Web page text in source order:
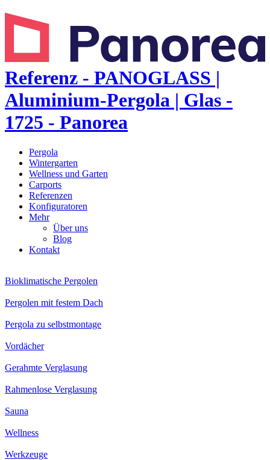
Referenz - PANOGLASS |
Aluminium-Pergola | Glas -
1725 - Panorea
Pergola
Wintergarten
Wellness und Garten
Carports
Referenzen
Konfiguratoren
Mehr
Über uns
Blog
Kontakt
Bioklimatische Pergolen
Pergolen mit festem Dach
Pergola zu selbstmontage
Vordächer
Gerahmte Verglasung
Rahmenlose Verglasung
Sauna
Wellness
Werkzeuge